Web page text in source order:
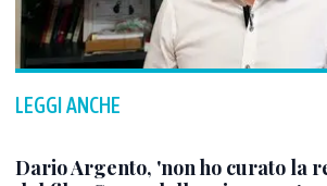
LEGGI ANCHE
Dario Argento, 'non ho curato la